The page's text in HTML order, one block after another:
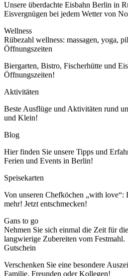
Unsere überdachte Eisbahn Berlin in
Eisvergnügen bei jedem Wetter von
Wellness
Rübezahl wellness: massagen, yoga,
Öffnungszeiten
Biergarten, Bistro, Fischerhütte und
Öffnungszeiten!
Aktivitäten
Beste Ausflüge und Aktivitäten rund
und Klein!
Blog
Hier finden Sie unsere Tipps und
Ferien und Events in Berlin!
Speisekarten
Von unseren Chefköchen „with love“:
mehr! Jetzt entschmecken!
Gans to go
Nehmen Sie sich einmal die Zeit für
langwierige Zubereiten vom Festmahl.
Gutschein
Verschenken Sie eine besondere
Familie, Freunden oder Kollegen!